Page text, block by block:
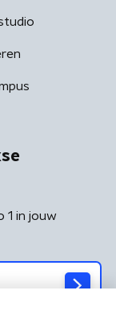
1 in jouw